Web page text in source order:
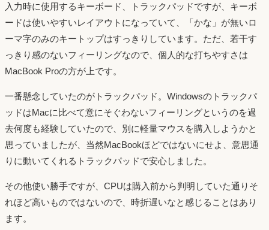
入力時に使用するキーボード、トラックパッドですが、キーボ
ードは使いやすいレイアウトになっていて、「かな」が無いロ
ーマ字のみのキートップはすっきりしています。ただ、若干す
っきり感のないフィーリングなので、個人的な打ちやすさは
MacBook Proの方が上です。
一番懸念していたのがトラックパッド。Windowsのトラックパ
ッドはMacに比べて意にそぐわないフィーリングというのを過
去何度も経験していたので、別に軽量マウスを購入しようかと
思っていましたが、当然MacBookほどではないにせよ、意思通
りに動いてくれるトラックパッドで安心しました。
その他使い勝手ですが、CPUは購入前から判明していた通りそ
れほど高いものではないので、時折遅いなと感じることはあり
ます。